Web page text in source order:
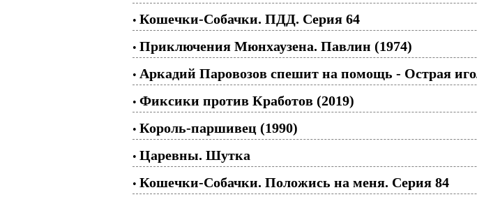
• Кошечки-Собачки. ПДД. Серия 64
• Приключения Мюнхаузена. Павлин (1974)
• Аркадий Паровозов спешит на помощь - Острая
• Фиксики против Кработов (2019)
• Король-паршивец (1990)
• Царевны. Шутка
• Кошечки-Собачки. Положись на меня. Серия 84